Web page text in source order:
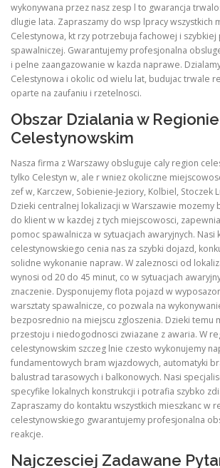
wykonywana przez nasz zesp l to gwarancja
dlugie lata. Zapraszamy do wsp lpracy wszystkich
Celestynowa, kt rzy potrzebuja fachowej i szybkiej
spawalniczej. Gwarantujemy profesjonalna
i pelne zaangazowanie w kazda naprawe.
Celestynowa i okolic od wielu lat, budujac trwale
oparte na zaufaniu i rzetelnosci.
Obszar Dzialania w Regionie
Celestynowskim
Nasza firma z Warszawy obsluguje caly region
tylko Celestyn w, ale r wniez okoliczne
zef w, Karczew, Sobienie-Jeziory, Kolbiel, Stoczek
Dzieki centralnej lokalizacji w Warszawie mozemy
do klient w w kazdej z tych miejscowosci,
pomoc spawalnicza w sytuacjach awaryjnych. Nasi
celestynowskiego cenia nas za szybki dojazd,
solidne wykonanie napraw. W zaleznosci od
wynosi od 20 do 45 minut, co w sytuacjach
znaczenie. Dysponujemy flota pojazd w
warsztaty spawalnicze, co pozwala na
bezposrednio na miejscu zgloszenia. Dzieki temu
przestoju i niedogodnosci zwiazane z awaria. W
celestynowskim szczeg lnie czesto wykonujemy
fundamentowych bram wjazdowych, automatyki
balustrad tarasowych i balkonowych. Nasi
specyfike lokalnych konstrukcji i potrafia szybko
Zapraszamy do kontaktu wszystkich mieszkanc w
celestynowskiego gwarantujemy profesjonalna
reakcje.
Najczesciej Zadawane